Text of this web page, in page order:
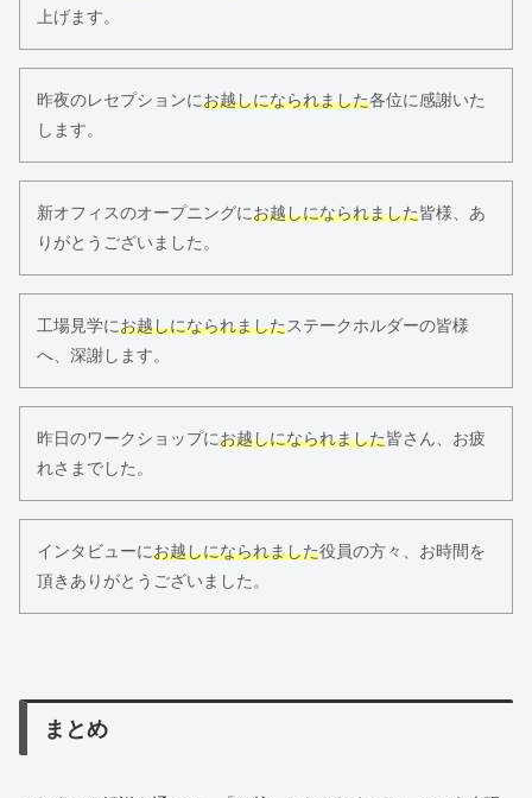
上げます。
昨夜のレセプションにお越しになられました各位に感謝いた
します。
新オフィスのオープニングにお越しになられました皆様、あ
りがとうございました。
工場見学にお越しになられましたステークホルダーの皆様
へ、深謝します。
昨日のワークショップにお越しになられました皆さん、お疲
れさまでした。
インタビューにお越しになられました役員の方々、お時間を
頂きありがとうございました。
まとめ